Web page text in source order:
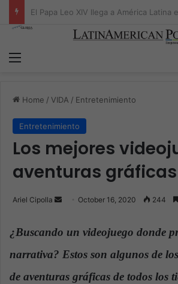
Home / VIDA / Entretenimiento
Entretenimiento
Los mejores
aventuras gráficas
Ariel Cipolla
n
a
October 16, 2020 244
¿Buscando un videojuego donde
narrativa? Estos son algunos de
de aventuras gráficas de todos los